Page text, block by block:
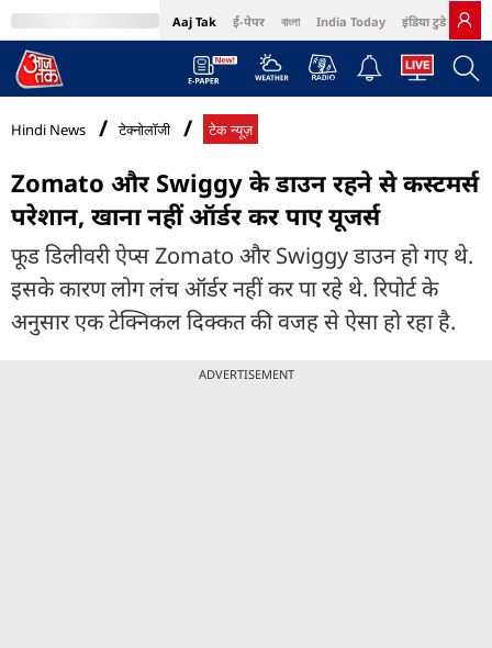
Aaj Tak ई-पेपर বাংলা India Today इंडिया टुडे हिंदी
MumbaiTak Cosmopolitan Harper's Bazaar Northeast
Hindi News टेक्नोलॉजी टेक न्यूज़
Zomato और Swiggy के डाउन रहने से कस्टमर्स
परेशान, खाना नहीं ऑर्डर कर पाए यूजर्स
फूड डिलीवरी ऐप्स Zomato और Swiggy डाउन हो गए थे.
इसके कारण लोग लंच ऑर्डर नहीं कर पा रहे थे. रिपोर्ट के
अनुसार एक टेक्निकल दिक्कत की वजह से ऐसा हो रहा है.
ADVERTISEMENT